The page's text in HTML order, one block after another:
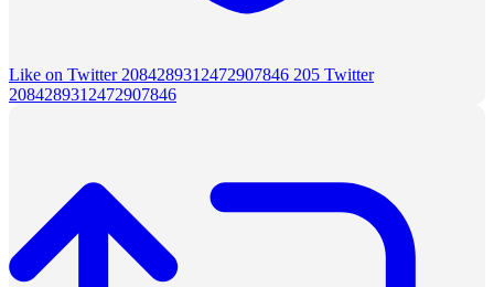
Like on Twitter 2084289312472907846 205 Twitter
2084289312472907846